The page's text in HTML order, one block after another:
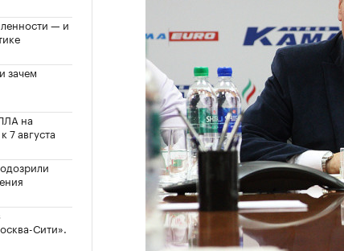
— и
зачем
на
7 августа
Сити».